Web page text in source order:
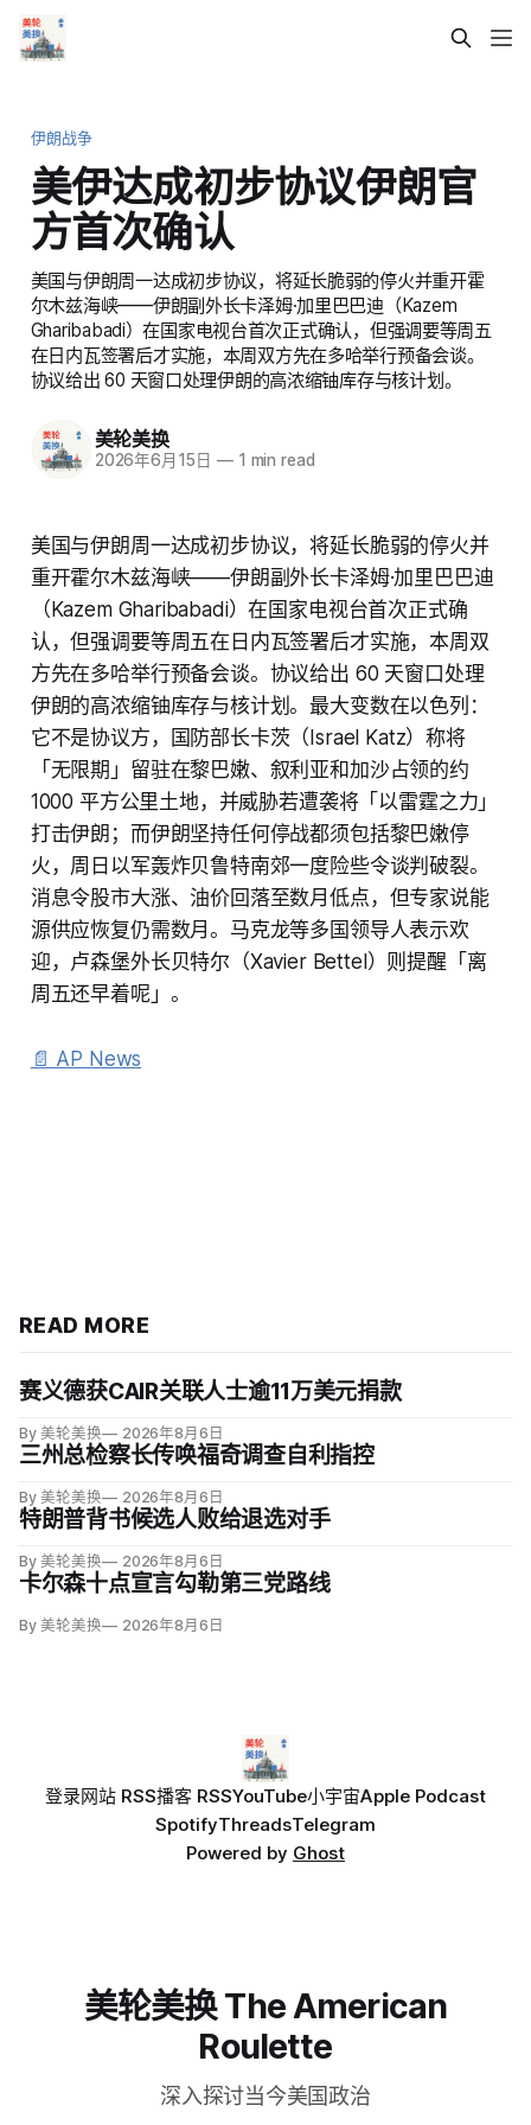
伊朗战争
美伊达成初步协议伊朗官
方首次确认
美国与伊朗周一达成初步协议，将延长脆弱的停火并重开霍
尔木兹海峡——伊朗副外长卡泽姆·加里巴巴迪（Kazem
Gharibabadi）在国家电视台首次正式确认，但强调要等周五
在日内瓦签署后才实施，本周双方先在多哈举行预备会谈。
协议给出 60 天窗口处理伊朗的高浓缩铀库存与核计划。
美轮美换
2026年6月15日 —1 min read
美国与伊朗周一达成初步协议，将延长脆弱的停火并
重开霍尔木兹海峡——伊朗副外长卡泽姆·加里巴巴迪
（Kazem Gharibabadi）在国家电视台首次正式确
认，但强调要等周五在日内瓦签署后才实施，本周双
方先在多哈举行预备会谈。协议给出 60 天窗口处理
伊朗的高浓缩铀库存与核计划。最大变数在以色列：
它不是协议方，国防部长卡茨（Israel Katz）称将
「无限期」留驻在黎巴嫩、叙利亚和加沙占领的约
1000 平方公里土地，并威胁若遭袭将「以雷霆之力」
打击伊朗；而伊朗坚持任何停战都须包括黎巴嫩停
火，周日以军轰炸贝鲁特南郊一度险些令谈判破裂。
消息令股市大涨、油价回落至数月低点，但专家说能
源供应恢复仍需数月。马克龙等多国领导人表示欢
迎，卢森堡外长贝特尔（Xavier Bettel）则提醒「离
周五还早着呢」。
📄 AP News
READ MORE
赛义德获CAIR关联人士逾11万美元捐款
By 美轮美换 2026年8月6日
三州总检察长传唤福奇调查自利指控
By 美轮美换 2026年8月6日
特朗普背书候选人败给退选对手
By 美轮美换 2026年8月6日
卡尔森十点宣言勾勒第三党路线
By 美轮美换 2026年8月6日
登录网站 RSS播客 RSSYouTube小宇宙Apple Podcast
SpotifyThreadsTelegram
Powered by Ghost
美轮美换 The American
Roulette
深入探讨当今美国政治